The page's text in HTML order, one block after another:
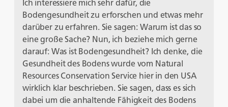
Ich interessiere mich sehr dafür, die
Bodengesundheit zu erforschen und etwas mehr
darüber zu erfahren. Sie sagen: Warum ist das so
eine große Sache? Nun, ich beziehe mich gerne
darauf: Was ist Bodengesundheit? Ich denke, die
Gesundheit des Bodens wurde vom Natural
Resources Conservation Service hier in den USA
wirklich klar beschrieben. Sie sagen, dass es sich
dabei um die anhaltende Fähigkeit des Bodens